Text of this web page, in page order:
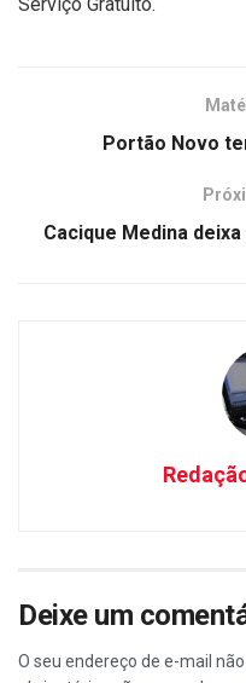
Portão Novo
Cacique Medina
Deixe um
O seu endereço de e-mail